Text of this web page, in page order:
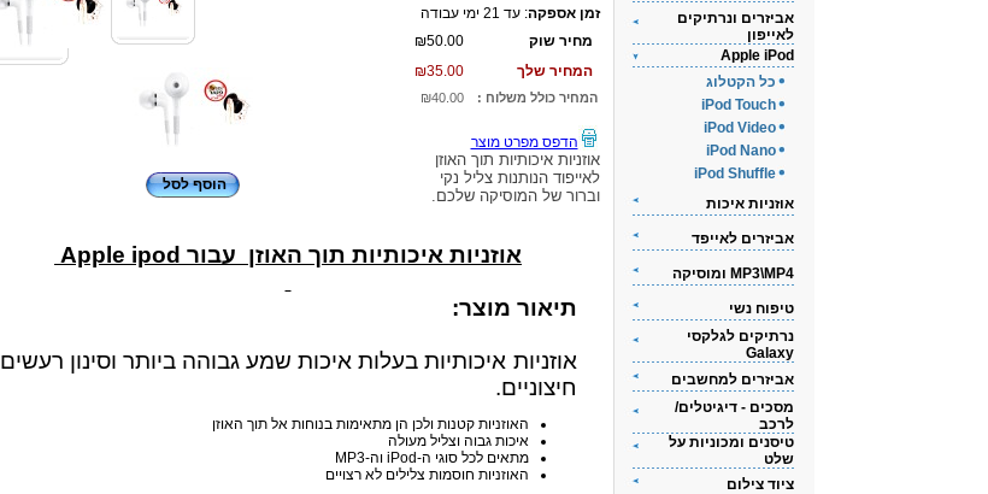
הוסף לסל
זמן אספקה: עד 21 ימי עבודה
₪50.00
מחיר שוק
₪35.00
המחיר שלך
₪40.00 המחיר כולל משלוח :
הדפס מפרט מוצר
אוזניות איכותיות תוך האוזן
לאייפוד הנותנות צליל נקי
וברור של המוסיקה שלכם.
אוזניות איכותיות תוך האוזן עבור Apple ipod
תיאור מוצר:
אוזניות איכותיות בעלות איכות שמע גבוהה ביותר וסינון רעשים
חיצוניים.
האוזניות קטנות ולכן הן מתאימות בנוחות אל תוך האוזן
איכות גבוה וצליל מעולה
מתאים לכל סוגי ה-iPod וה-MP3
האוזניות חוסמות צלילים לא רצויים
אביזרים ונרתיקים
לאייפון
Apple iPod
כל הקטלוג
iPod Touch
iPod Video
iPod Nano
iPod Shuffle
אוזניות איכות
אביזרים לאייפד
MP3\MP4 ומוסיקה
טיפוח נשי
נרתיקים לגלקסי
Galaxy
אביזרים למחשבים
מסכים - דיגיטלים/
לרכב
טיסנים ומכוניות על
שלט
ציוד צילום